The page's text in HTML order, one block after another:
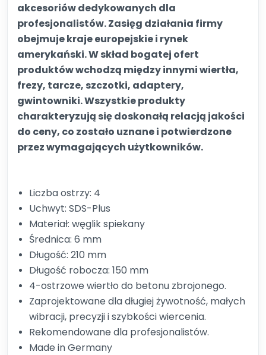
akcesoriów dedykowanych dla
profesjonalistów. Zasięg działania firmy
obejmuje kraje europejskie i rynek
amerykański. W skład bogatej ofert
produktów wchodzą między innymi wiertła,
frezy, tarcze, szczotki, adaptery,
gwintowniki. Wszystkie produkty
charakteryzują się doskonałą relacją jakości
do ceny, co zostało uznane i potwierdzone
przez wymagających użytkowników.
Liczba ostrzy: 4
Uchwyt: SDS-Plus
Materiał: węglik spiekany
Średnica: 6 mm
Długość: 210 mm
Długość robocza: 150 mm
4-ostrzowe wiertło do betonu zbrojonego.
Zaprojektowane dla długiej żywotność, małych
wibracji, precyzji i szybkości wiercenia.
Rekomendowane dla profesjonalistów.
Made in Germany